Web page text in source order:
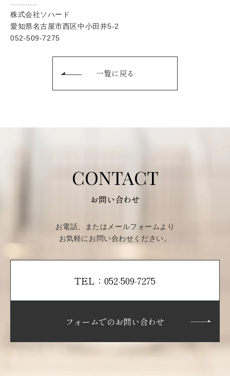
株式会社ソハード
愛知県名古屋市西区中小田井5-2
052-509-7275
一覧に戻る
CONTACT
お問い合わせ
お電話、またはメールフォームより
お気軽にお問い合わせください。
TEL：052-509-7275
フォームでのお問い合わせ